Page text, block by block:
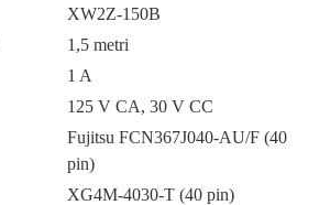
XW2Z-150B
1,5 metri
1 A
125 V CA, 30 V CC
Fujitsu FCN367J040-AU/F (40
pin)
XG4M-4030-T (40 pin)